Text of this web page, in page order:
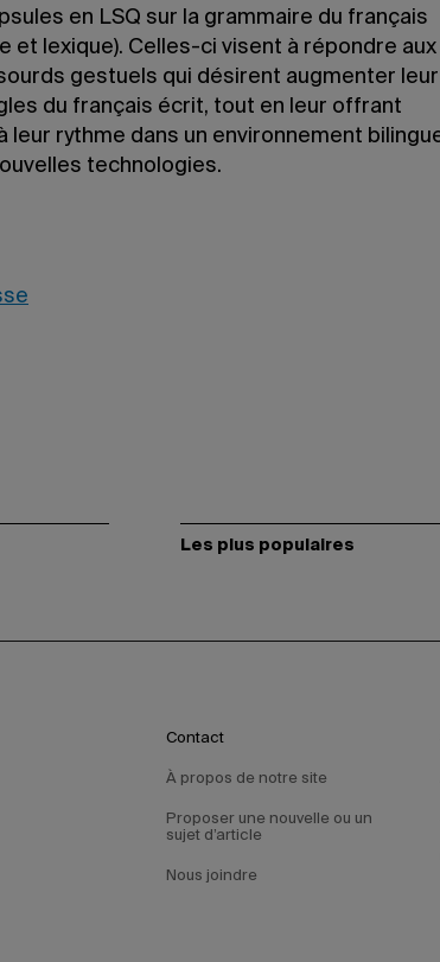
en LSQ sur la grammaire du français
et lexique). Celles-ci visent à répondre aux
gestuels qui désirent augmenter leur
du français écrit, tout en leur offrant
leur rythme dans un environnement
technologies.
Les plus populaires
Contact
À propos de notre site
Proposer une nouvelle ou un
sujet d’article
Nous joindre